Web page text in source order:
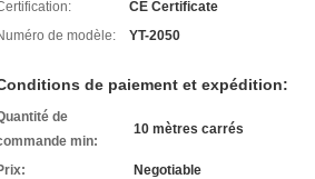
CE Certificate
de modèle:
YT-2050
de paiement et expédition:
de
min:
10 mètres carrés
Negotiable